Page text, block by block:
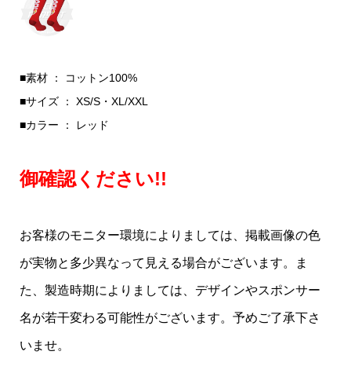
■素材 ： コットン100%
■サイズ ： XS/S・XL/XXL
■カラー ： レッド
御確認ください!!
お客様のモニター環境によりましては、掲載画像の色
が実物と多少異なって見える場合がございます。ま
た、製造時期によりましては、デザインやスポンサー
名が若干変わる可能性がございます。予めご了承下さ
いませ。